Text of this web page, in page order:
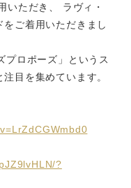
いただき、 ラヴィ・
ご着用いただきまし
プロポーズ」というス
目を集めています。
?